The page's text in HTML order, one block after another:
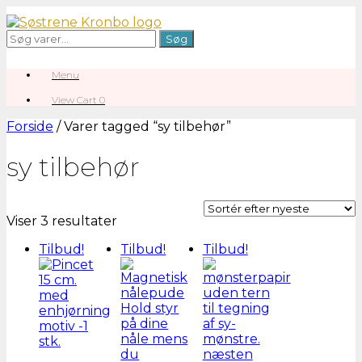
Gå
til
indhold
Søg
efter:
Søg
Menu
View
cart
View Cart 0
Forside / Varer tagged “sy tilbehør”
sy tilbehør
Viser 3 resultaterSorteret
seneste
Tilbud! Tilbud! Tilbud!